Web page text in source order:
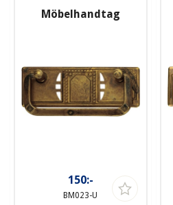
Möbelhandtag
150:-
BM023-U